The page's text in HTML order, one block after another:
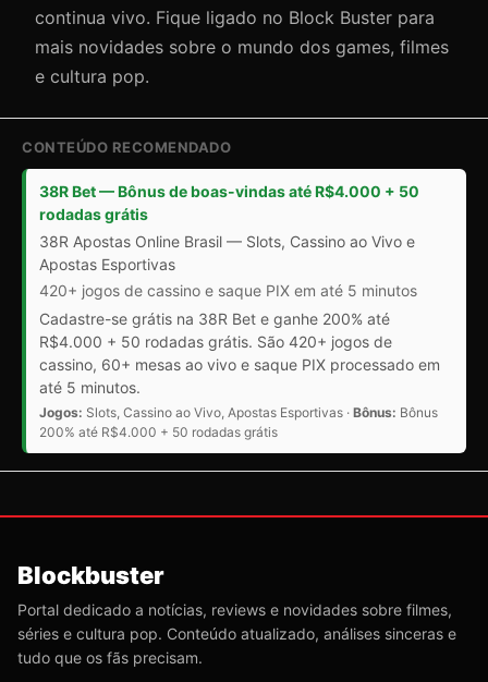
continua vivo. Fique ligado no Block Buster para
mais novidades sobre o mundo dos games, filmes
e cultura pop.
CONTEÚDO RECOMENDADO
38R Bet — Bônus de boas-vindas até R$4.000 + 50
rodadas grátis
38R Apostas Online Brasil — Slots, Cassino ao Vivo e
Apostas Esportivas
420+ jogos de cassino e saque PIX em até 5 minutos
Cadastre-se grátis na 38R Bet e ganhe 200% até
R$4.000 + 50 rodadas grátis. São 420+ jogos de
cassino, 60+ mesas ao vivo e saque PIX processado em
até 5 minutos.
Jogos: Slots, Cassino ao Vivo, Apostas Esportivas · Bônus: Bônus
200% até R$4.000 + 50 rodadas grátis
Blockbuster
Portal dedicado a notícias, reviews e novidades sobre filmes,
séries e cultura pop. Conteúdo atualizado, análises sinceras e
tudo que os fãs precisam.